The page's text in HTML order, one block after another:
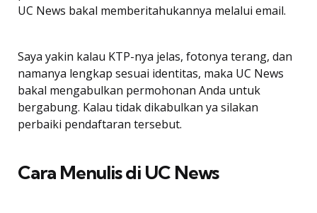
UC News bakal memberitahukannya melalui email.
Saya yakin kalau KTP-nya jelas, fotonya terang, dan
namanya lengkap sesuai identitas, maka UC News
bakal mengabulkan permohonan Anda untuk
bergabung. Kalau tidak dikabulkan ya silakan
perbaiki pendaftaran tersebut.
Cara Menulis di UC News